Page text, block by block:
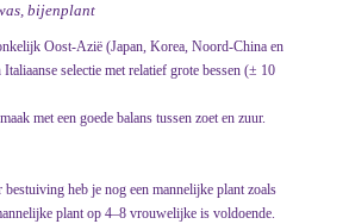
bijenplant
Oost-Azië (Japan, Korea, Noord-China en
selectie met relatief grote bessen (± 10
met een goede balans tussen zoet en zuur.
heb je nog een mannelijke plant zoals
plant op 4–8 vrouwelijke is voldoende.